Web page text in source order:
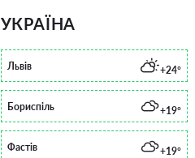
УКРАЇНА
Львів +24°
Бориспіль +19°
Фастів +19°